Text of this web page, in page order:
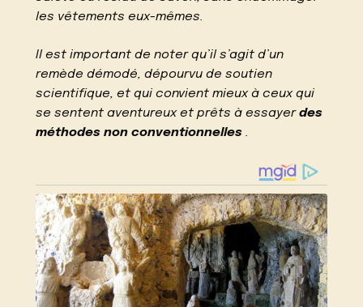
les vêtements eux-mêmes.
Il est important de noter qu’il s’agit d’un
remède démodé, dépourvu de soutien
scientifique, et qui convient mieux à ceux qui
se sentent aventureux et prêts à essayerdes
méthodes non conventionnelles .